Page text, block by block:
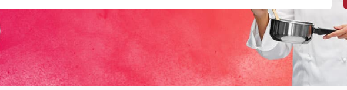
Gesundheit/Pflege/Soziales
Telco
Kultur